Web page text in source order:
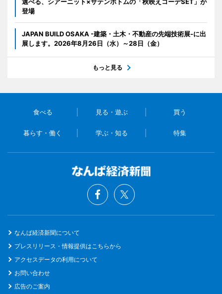
選べる、シアーニット×サテンボトムの「秋映えコーデSET」が
登場
JAPAN BUILD OSAKA -建築・土木・不動産の先端技術展-に出
展します。2026年8月26日（水）～28日（金）
もっと見る
食べる 見る・遊ぶ 買う
暮らす・働く 学ぶ・知る 特集
なんば経済新聞について
プレスリリース・情報提供はこちらから
アクセスデータの利用について
お問い合わせ
広告のご案内